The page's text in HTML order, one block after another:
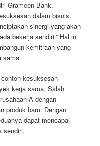
Grameen Bank,
dalam bisnis.
sinergi yang akan
bekerja sendiri.” Hal ini
kemitraan yang
sama.
kesuksesan
kerja sama. Salah
A dengan
produk baru. Dengan
dapat mencapai
sendiri.